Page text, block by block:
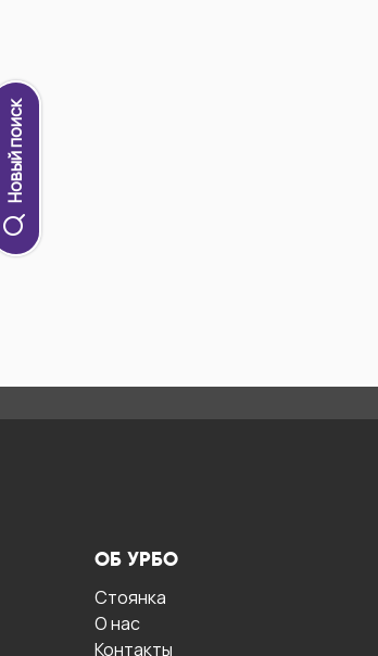
Новый поиск
ОБ УРБО
Стоянка
О нас
Контакты